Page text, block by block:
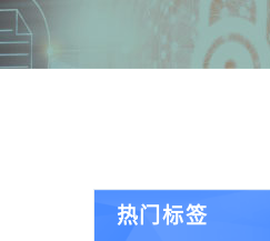
热门标签